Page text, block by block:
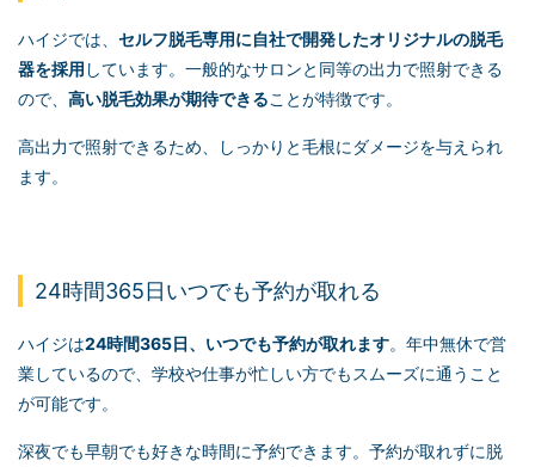
ハイジでは、 セルフ脱毛専用に自社で開発したオリジナルの脱毛
器を採用 しています。一般的なサロンと同等の出力で照射できる
ので、 高い脱毛効果が期待できることが特徴です。
高出力で照射できるため、しっかりと毛根にダメージを与えられ
ます。
24時間365日いつでも予約が取れる
ハイジは24時間365日、いつでも予約が取れます。年中無休で営
業しているので、学校や仕事が忙しい方でもスムーズに通うこと
が可能です。
深夜でも早朝でも好きな時間に予約できます。予約が取れずに脱